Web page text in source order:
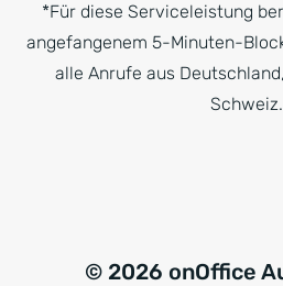
*Für diese Serviceleistung
angefangenem 5-Minuten-
alle Anrufe aus
Schweiz.
© 2026 onOffice